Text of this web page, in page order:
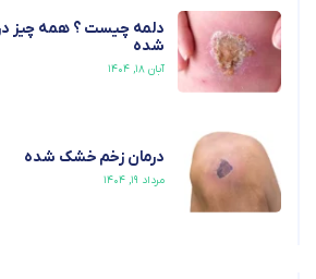
دلمه چیست ؟ همه چیز
شده
آبان ۱۸, ۱۴۰۴
درمان زخم خشک شده
مرداد ۱۹, ۱۴۰۴